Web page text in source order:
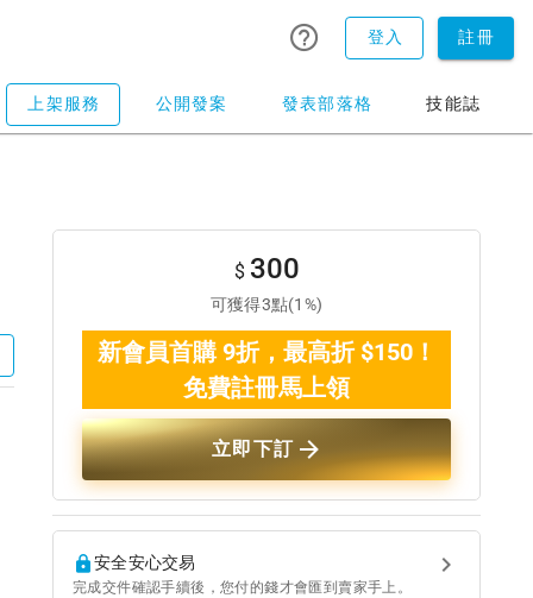
登入 註冊
上架服務 公開發案 發表部落格 技能誌
$ 300
可獲得3點(1%)
新會員首購 9折，最高折 $150！
免費註冊馬上領
立即下訂
安全安心交易
完成交件確認手續後，您付的錢才會匯到賣家手上。